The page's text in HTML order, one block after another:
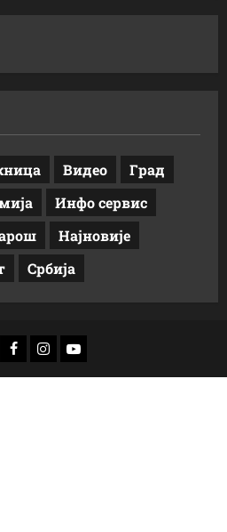
Видео
Град
Инфо сервис
Најновије
Србија
Фацебоок
Инстаграм
Yоутубе